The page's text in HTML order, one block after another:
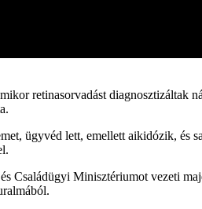
retinasorvadást diagnosztizáltak
ügyvéd lett, emellett aikidózik,
Családügyi Minisztériumot vezeti